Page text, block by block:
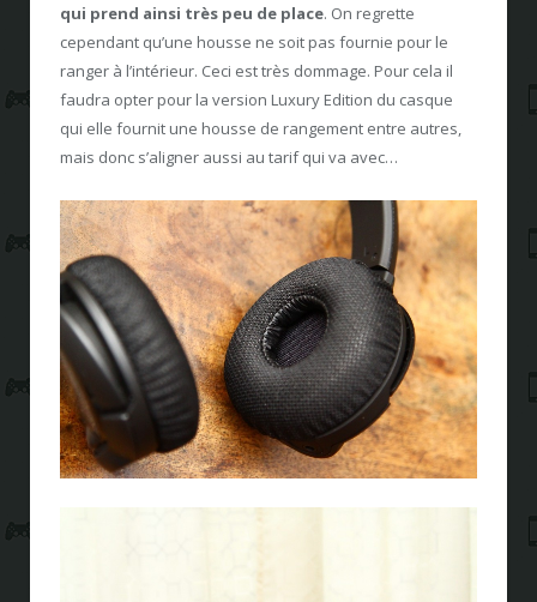
qui prend ainsi très peu de place. On regrette
cependant qu’une housse ne soit pas fournie pour le
ranger à l’intérieur. Ceci est très dommage. Pour cela il
faudra opter pour la version Luxury Edition du casque
qui elle fournit une housse de rangement entre autres,
mais donc s’aligner aussi au tarif qui va avec…